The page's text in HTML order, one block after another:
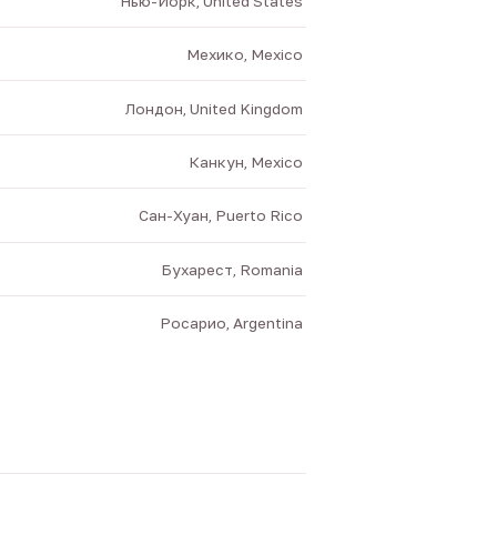
Мехико, Mexico
Лондон, United Kingdom
Канкун, Mexico
Сан-Хуан, Puerto Rico
Бухарест, Romania
Росарио, Argentina